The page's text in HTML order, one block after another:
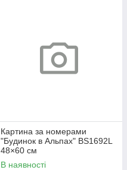
Картина за номерами
"Будинок в Альпах" BS1692L
48×60 см
В наявності